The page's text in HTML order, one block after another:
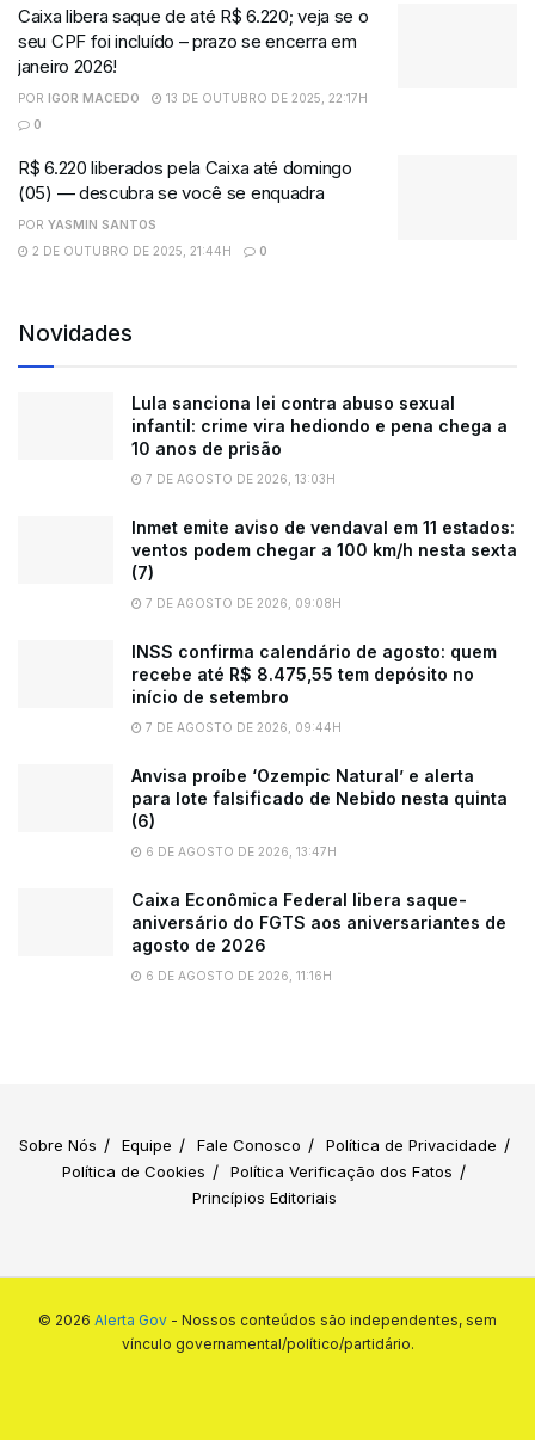
Caixa libera saque de até R$ 6.220; veja se o
seu CPF foi incluído – prazo se encerra em
janeiro 2026!
POR IGOR MACEDO
13 DE OUTUBRO DE 2025, 22:17H
0
R$ 6.220 liberados pela Caixa até domingo
(05) — descubra se você se enquadra
POR YASMIN SANTOS
2 DE OUTUBRO DE 2025, 21:44H
0
Novidades
Lula sanciona lei contra abuso sexual
infantil: crime vira hediondo e pena chega a
10 anos de prisão
7 DE AGOSTO DE 2026, 13:03H
Inmet emite aviso de vendaval em 11 estados:
ventos podem chegar a 100 km/h nesta sexta
(7)
7 DE AGOSTO DE 2026, 09:08H
INSS confirma calendário de agosto: quem
recebe até R$ 8.475,55 tem depósito no
início de setembro
7 DE AGOSTO DE 2026, 09:44H
Anvisa proíbe ‘Ozempic Natural’ e alerta
para lote falsificado de Nebido nesta quinta
(6)
6 DE AGOSTO DE 2026, 13:47H
Caixa Econômica Federal libera saque-
aniversário do FGTS aos aniversariantes de
agosto de 2026
6 DE AGOSTO DE 2026, 11:16H
Sobre Nós Equipe Fale Conosco
Política de Privacidade
Política de Cookies
Política Verificação dos Fatos
Princípios Editoriais
© 2026 Alerta Gov - Nossos conteúdos são independentes, sem
vínculo governamental/político/partidário.